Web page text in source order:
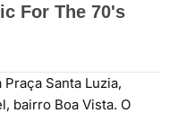
Santa Luzia,
bairro Boa Vista. O